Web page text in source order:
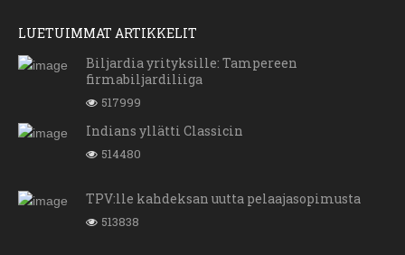
LUETUIMMAT ARTIKKELIT
Biljardia yrityksille: Tampereen
firmabiljardiliiga
517999
Indians yllätti Classicin
514480
TPV:lle kahdeksan uutta pelaajasopimusta
513838